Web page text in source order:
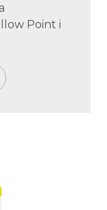
Point i